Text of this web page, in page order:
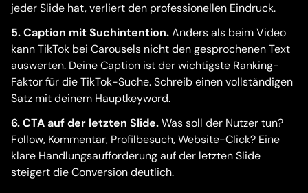
jeder Slide hat, verliert den professionellen Eindruck.
5. Caption mit Suchintention.Anders als beim Video
kann TikTok bei Carousels nicht den gesprochenen Text
auswerten. Deine Caption ist der wichtigste Ranking-
Faktor für die TikTok-Suche. Schreib einen vollständigen
Satz mit deinem Hauptkeyword.
6. CTA auf der letzten Slide.Was soll der Nutzer tun?
Follow, Kommentar, Profilbesuch, Website-Click? Eine
klare Handlungsaufforderung auf der letzten Slide
steigert die Conversion deutlich.